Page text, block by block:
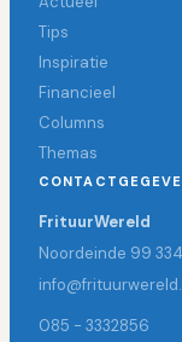
Tips
Inspiratie
Financieel
Columns
Themas
FrituurWereld
Noordeinde 99
085 - 3332856